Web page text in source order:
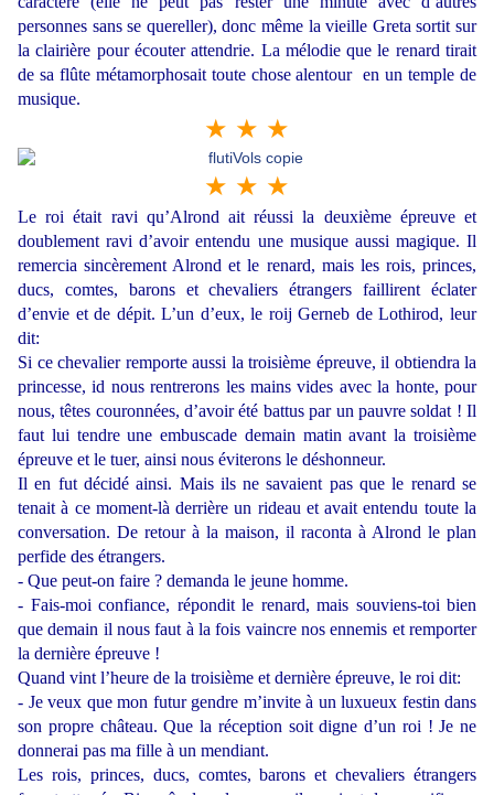
personnes sans se quereller), donc même la vieille Greta sortit sur
la clairière pour écouter attendrie. La mélodie que le renard tirait
de sa flûte métamorphosait toute chose alentour en un temple de
musique.
★ ★ ★
★ ★ ★
Le roi était ravi qu’Alrond ait réussi la deuxième épreuve et
doublement ravi d’avoir entendu une musique aussi magique. Il
remercia sincèrement Alrond et le renard, mais les rois, princes,
ducs, comtes, barons et chevaliers étrangers faillirent éclater
d’envie et de dépit. L’un d’eux, le roij Gerneb de Lothirod, leur
dit:
Si ce chevalier remporte aussi la troisième épreuve, il obtiendra la
princesse, id nous rentrerons les mains vides avec la honte, pour
nous, têtes couronnées, d’avoir été battus par un pauvre soldat ! Il
faut lui tendre une embuscade demain matin avant la troisième
épreuve et le tuer, ainsi nous éviterons le déshonneur.
Il en fut décidé ainsi. Mais ils ne savaient pas que le renard se
tenait à ce moment-là derrière un rideau et avait entendu toute la
conversation. De retour à la maison, il raconta à Alrond le plan
perfide des étrangers.
- Que peut-on faire ? demanda le jeune homme.
- Fais-moi confiance, répondit le renard, mais souviens-toi bien
que demain il nous faut à la fois vaincre nos ennemis et remporter
la dernière épreuve !
Quand vint l’heure de la troisième et dernière épreuve, le roi dit:
- Je veux que mon futur gendre m’invite à un luxueux festin dans
son propre château. Que la réception soit digne d’un roi ! Je ne
donnerai pas ma fille à un mendiant.
Les rois, princes, ducs, comtes, barons et chevaliers étrangers